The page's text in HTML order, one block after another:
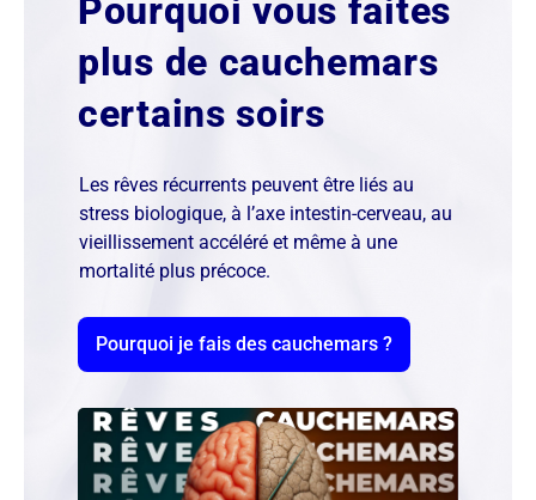
Pourquoi vous faites
plus de cauchemars
certains soirs
Les rêves récurrents peuvent être liés au
stress biologique, à l’axe intestin-cerveau, au
vieillissement accéléré et même à une
mortalité plus précoce.
Pourquoi je fais des cauchemars ?